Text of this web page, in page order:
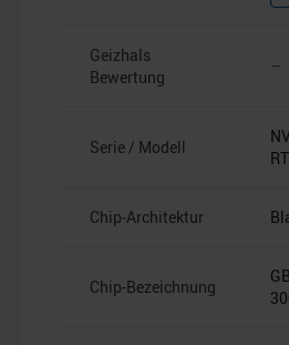
Geizhals
Bewertung
–
Serie / Modell
Chip-Architektur
Chip-Bezeichnung